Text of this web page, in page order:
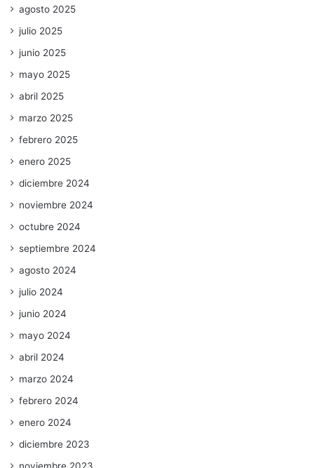
agosto 2025
julio 2025
junio 2025
mayo 2025
abril 2025
marzo 2025
febrero 2025
enero 2025
diciembre 2024
noviembre 2024
octubre 2024
septiembre 2024
agosto 2024
julio 2024
junio 2024
mayo 2024
abril 2024
marzo 2024
febrero 2024
enero 2024
diciembre 2023